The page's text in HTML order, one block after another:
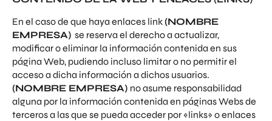
En el caso de que haya enlaces link(NOMBRE
EMPRESA) se reserva el derecho a actualizar,
modificar o eliminar la información contenida en sus
página Web, pudiendo incluso limitar o no permitir el
acceso a dicha información a dichos usuarios.
(NOMBRE EMPRESA) no asume responsabilidad
alguna por la información contenida en páginas Webs de
terceros a las que se pueda acceder por «links» o enlaces